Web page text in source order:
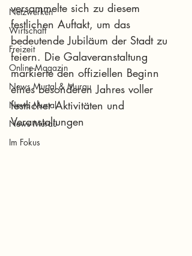
Netzwerken
Wirtschaft
Freizeit
Online-Magazin
News Murtal & Murau
News Murtal
News Murau
Im Fokus
versammelte sich zu diesem
festlichen Auftakt, um das
bedeutende Jubiläum der Stadt zu
feiern. Die Galaveranstaltung
markierte den offiziellen Beginn
eines besonderen Jahres voller
festlicher Aktivitäten und
Veranstaltungen